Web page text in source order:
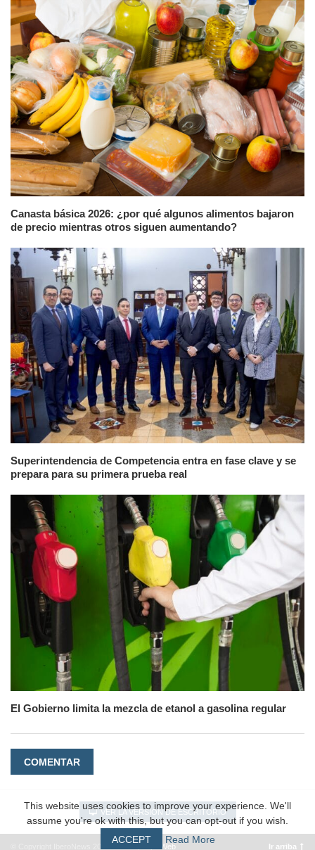
Canasta básica 2026: ¿por qué algunos alimentos bajaron
de precio mientras otros siguen aumentando?
Superintendencia de Competencia entra en fase clave y se
prepara para su primera prueba real
El Gobierno limita la mezcla de etanol a gasolina regular
COMENTAR
VER LA VERSIÓN DE ESCRITORIO
#EpicWeb Ir arriba
This website uses cookies to improve your experience. We'll
assume you're ok with this, but you can opt-out if you wish.
ACCEPT
Read More